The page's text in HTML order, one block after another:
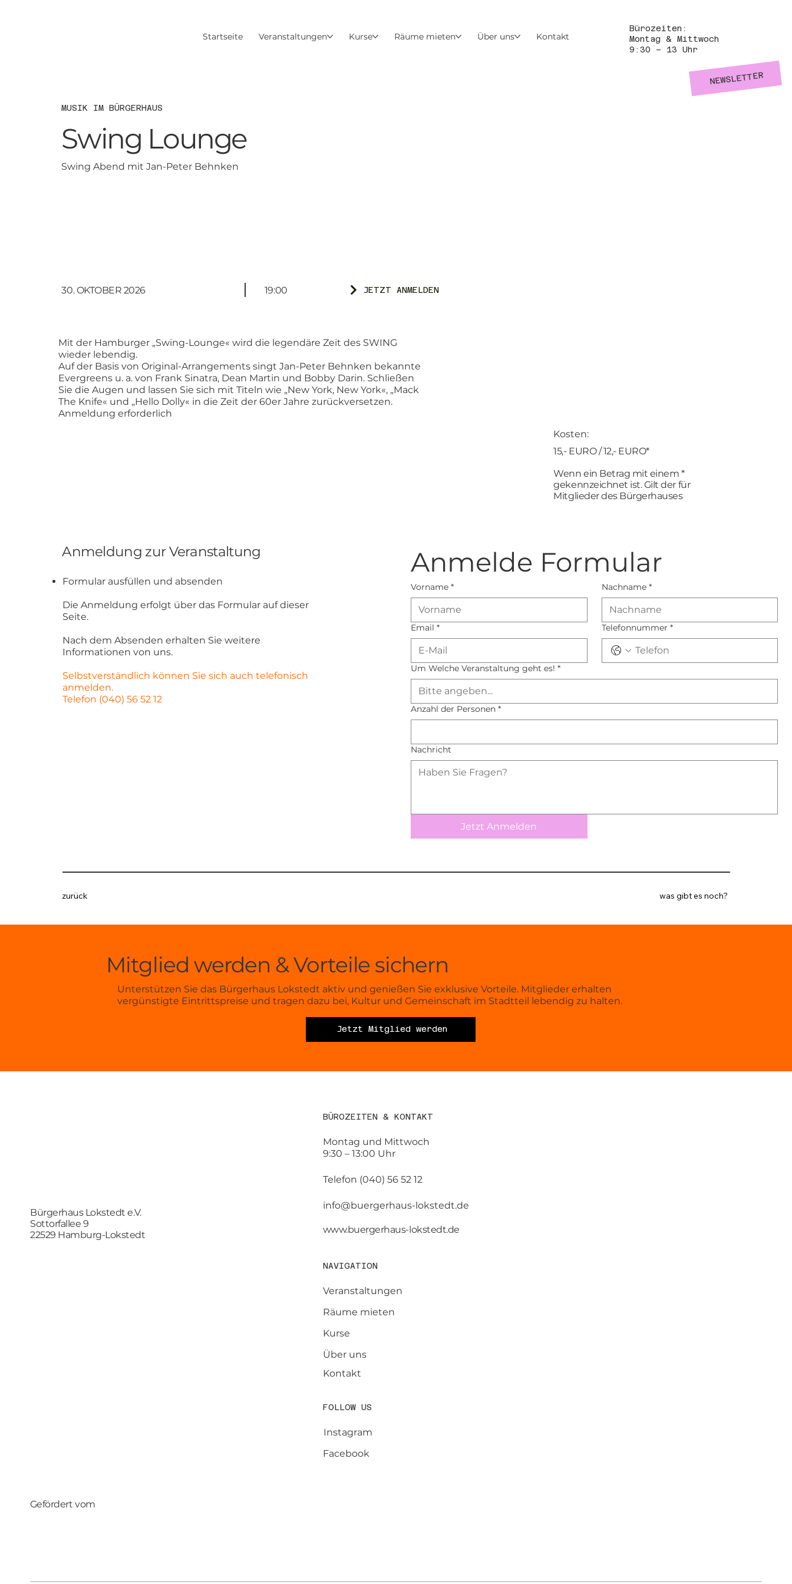
Startseite Veranstaltungen Kurse Räume mieten Über uns Kontakt
Bürozeiten:
Montag & Mittwoch
9:30 – 13 Uhr
NEWSLETTER
zurück was gibt es noch?
Anmeldung zur Veranstaltung
Formular ausfüllen und absenden
Die Anmeldung erfolgt über das Formular auf dieser
Seite.
Nach dem Absenden erhalten Sie weitere
Informationen von uns.
Selbstverständlich können Sie sich auch telefonisch
anmelden.
Telefon (040) 56 52 12
Anmelde Formular
Vorname * Nachname *
Email * Telefonnummer *
Um Welche Veranstaltung geht es! *
Anzahl der Personen *
Nachricht
Jetzt Anmelden
MUSIK IM BÜRGERHAUS
Swing Lounge
Swing Abend mit Jan-Peter Behnken
30. OKTOBER 2026 19:00 JETZT ANMELDEN
Mit der Hamburger „Swing-Lounge« wird die legendäre Zeit des SWING
wieder lebendig.
Auf der Basis von Original-Arrangements singt Jan-Peter Behnken bekannte
Evergreens u. a. von Frank Sinatra, Dean Martin und Bobby Darin. Schließen
Sie die Augen und lassen Sie sich mit Titeln wie „New York, New York«, „Mack
The Knife« und „Hello Dolly« in die Zeit der 60er Jahre zurückversetzen.
Anmeldung erforderlich
Kosten:
15,- EURO / 12,- EURO*
Wenn ein Betrag mit einem *
gekennzeichnet ist. Gilt der für
Mitglieder des Bürgerhauses
Mitglied werden & Vorteile sichern
Unterstützen Sie das Bürgerhaus Lokstedt aktiv und genießen Sie exklusive Vorteile. Mitglieder erhalten
vergünstigte Eintrittspreise und tragen dazu bei, Kultur und Gemeinschaft im Stadtteil lebendig zu halten.
Jetzt Mitglied werden
Bürgerhaus Lokstedt e.V.
Sottorfallee 9
22529 Hamburg-Lokstedt
BÜROZEITEN & KONTAKT
Montag und Mittwoch
9:30 – 13:00 Uhr
Telefon (040) 56 52 12
info@buergerhaus-lokstedt.de
www.buergerhaus-lokstedt.de
NAVIGATION
Veranstaltungen
Räume mieten
Kurse
Über uns
Kontakt
FOLLOW US
Instagram
Facebook
Gefördert vom